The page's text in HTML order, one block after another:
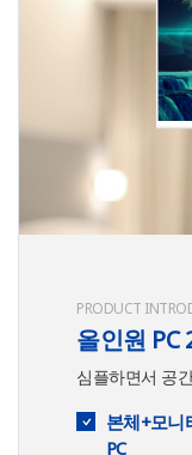
PRODUCT
올인원 PC
심플하면서 공
본체+모니
PC